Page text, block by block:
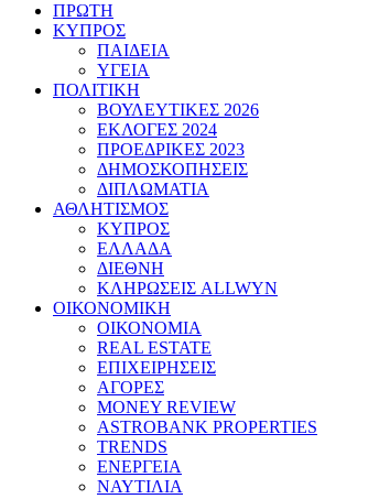
ΠΡΩΤΗ
ΚΥΠΡΟΣ
ΠΑΙΔΕΙΑ
ΥΓΕΙΑ
ΠΟΛΙΤΙΚΗ
ΒΟΥΛΕΥΤΙΚΕΣ 2026
ΕΚΛΟΓΕΣ 2024
ΠΡΟΕΔΡΙΚΕΣ 2023
ΔΗΜΟΣΚΟΠΗΣΕΙΣ
ΔΙΠΛΩΜΑΤΙΑ
ΑΘΛΗΤΙΣΜΟΣ
ΚΥΠΡΟΣ
ΕΛΛΑΔΑ
ΔΙΕΘΝΗ
ΚΛΗΡΩΣΕΙΣ ALLWYN
ΟΙΚΟΝΟΜΙΚΗ
ΟΙΚΟΝΟΜΙΑ
REAL ESTATE
ΕΠΙΧΕΙΡΗΣΕΙΣ
ΑΓΟΡΕΣ
MONEY REVIEW
ASTROBANK PROPERTIES
TRENDS
ΕΝΕΡΓΕΙΑ
ΝΑΥΤΙΛΙΑ